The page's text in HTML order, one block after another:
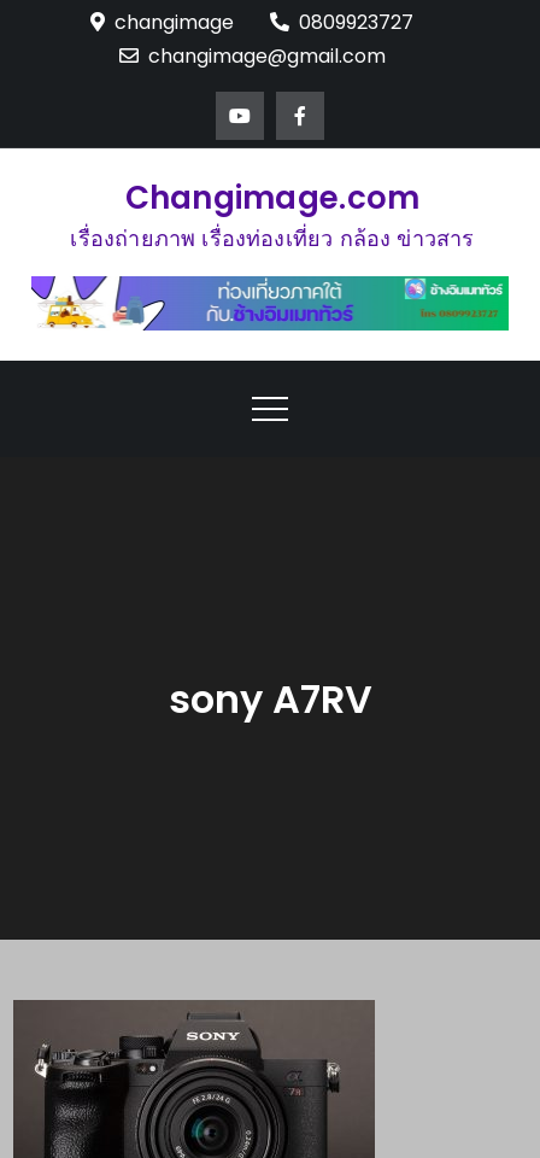
changimage
0809923727
changimage@gmail.com
Changimage.com
เรื่องถ่ายภาพ เรื่องท่องเที่ยว กล้อง ข่าวสาร
sony A7RV